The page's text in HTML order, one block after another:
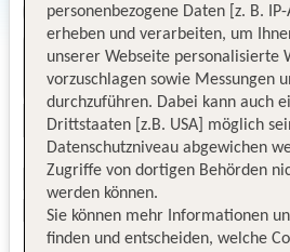
personenbezogene Daten [z. B.
erheben und verarbeiten, um
unserer Webseite personalisierte
vorzuschlagen sowie Messungen
durchzuführen. Dabei kann auch
Drittstaaten [z.B. USA] möglich
Datenschutzniveau abgewichen
Zugriffe von dortigen Behörden
werden können.
Sie können mehr Informationen
finden und entscheiden, welche